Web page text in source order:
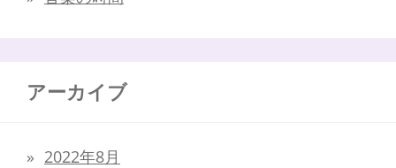
アーカイブ
2022年8月